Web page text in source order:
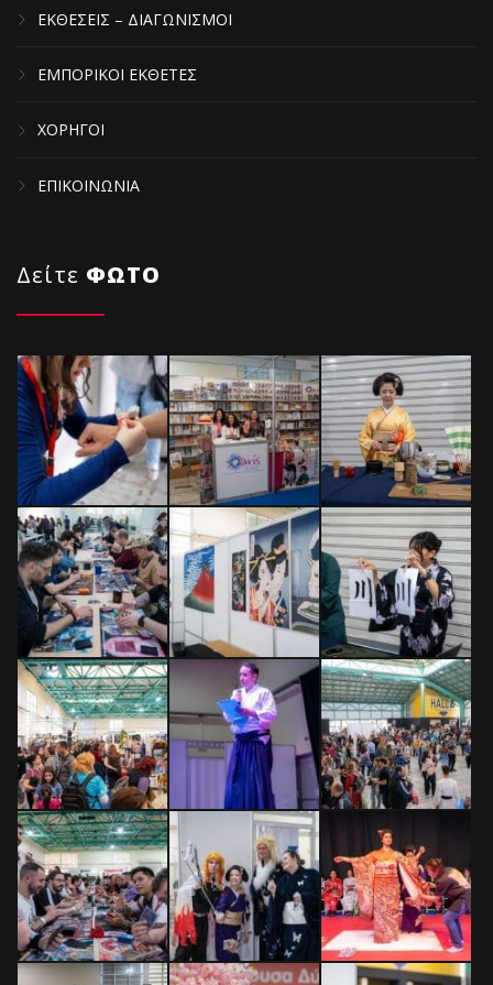
ΕΚΘΕΣΕΙΣ – ΔΙΑΓΩΝΙΣΜΟΙ
ΕΜΠΟΡΙΚΟΙ ΕΚΘΕΤΕΣ
ΧΟΡΗΓΟΙ
ΕΠΙΚΟΙΝΩΝΙΑ
Δείτε ΦΩΤΟ